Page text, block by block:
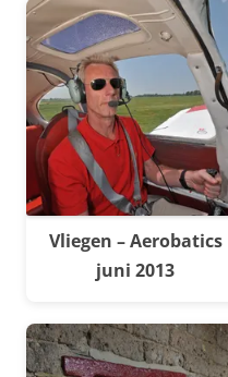
Vliegen – Aerobatics
juni 2013